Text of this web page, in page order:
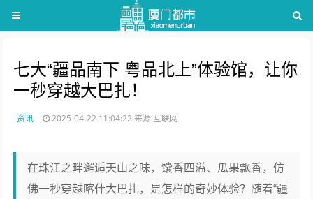
七大“疆品南下 粤品北上”体验馆，让你
一秒穿越大巴扎！
资讯 2025-04-22 11:04:22来源:互联网
在珠江之畔邂逅天山之味，馕香四溢、瓜果飘香，仿
佛一秒穿越喀什大巴扎，是怎样的奇妙体验？随着“疆